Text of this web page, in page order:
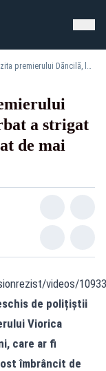
Dosar penal după vizita premierului Dăncilă, la Craiova. Un bărbat a strigat „analfabeta” și a fost bruscat de mai mulți pesediști - VIDEO
a strigat
de mai
videos/
de polițiștii
Viorica
care ar fi
îmbrâncit de